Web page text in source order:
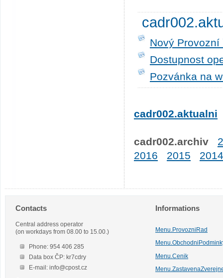
Nový
Dostupnost
Pozvánka na
cadr002.aktualni
cadr002.archiv
2016
2015 2014
Contacts
Central address operator
(on workdays from 08.00 to 15.00.)
Phone: 954 406 285
Data box ČP: kr7cdry
E-mail: info@cpost.cz
Informations
Menu.ProvozniRad
Menu.Cenik